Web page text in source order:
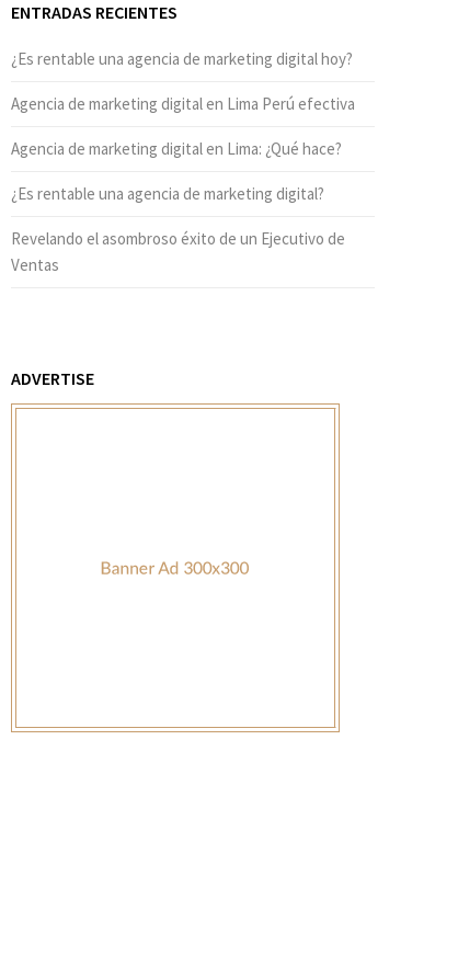
ENTRADAS RECIENTES
¿Es rentable una agencia de marketing digital hoy?
Agencia de marketing digital en Lima Perú efectiva
Agencia de marketing digital en Lima: ¿Qué hace?
¿Es rentable una agencia de marketing digital?
Revelando el asombroso éxito de un Ejecutivo de
Ventas
ADVERTISE